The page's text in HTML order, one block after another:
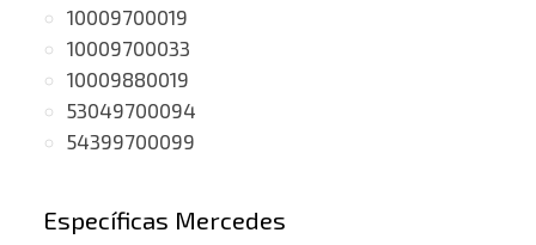
10009700019
10009700033
10009880019
53049700094
54399700099
Específicas Mercedes